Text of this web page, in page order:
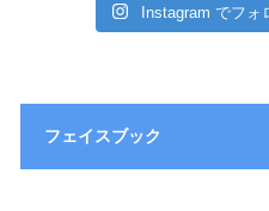
Instagram でフォ
フェイスブック